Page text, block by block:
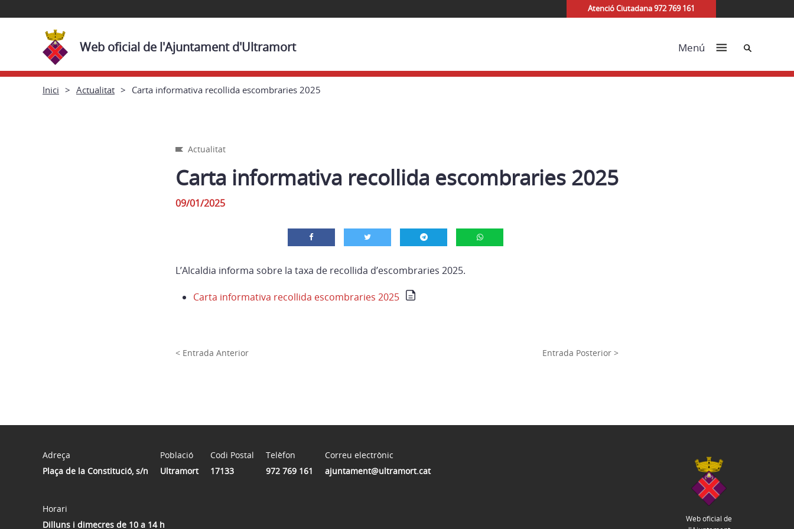
Atenció Ciutadana 972 769 161
Web oficial de l'Ajuntament d'Ultramort Menú Cerca
Inici Actualitat Carta informativa recollida escombraries 2025
Actualitat
Carta informativa recollida escombraries 2025
09/01/2025
L’Alcaldia informa sobre la taxa de recollida d’escombraries 2025.
Carta informativa recollida escombraries 2025
< Entrada Anterior Entrada Posterior >
Adreça
Plaça de la Constitució, s/n
Població
Ultramort
Codi Postal
17133
Telèfon
972 769 161
Correu electrònic
ajuntament@ultramort.cat
Horari
Dilluns i dimecres de 10 a 14 h
Web oficial de